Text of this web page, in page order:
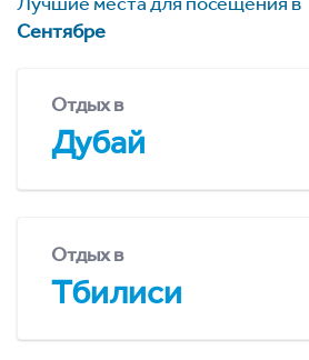
Сентябре
Отдых в
Дубай
Отдых в
Тбилиси